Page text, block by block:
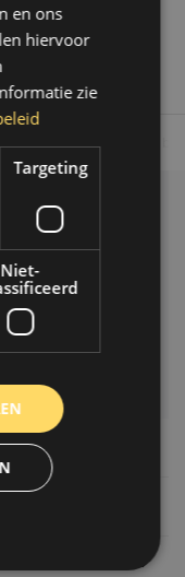
voor 14.00 uur
en ons
hiervoor
zie
Targeting
Niet-